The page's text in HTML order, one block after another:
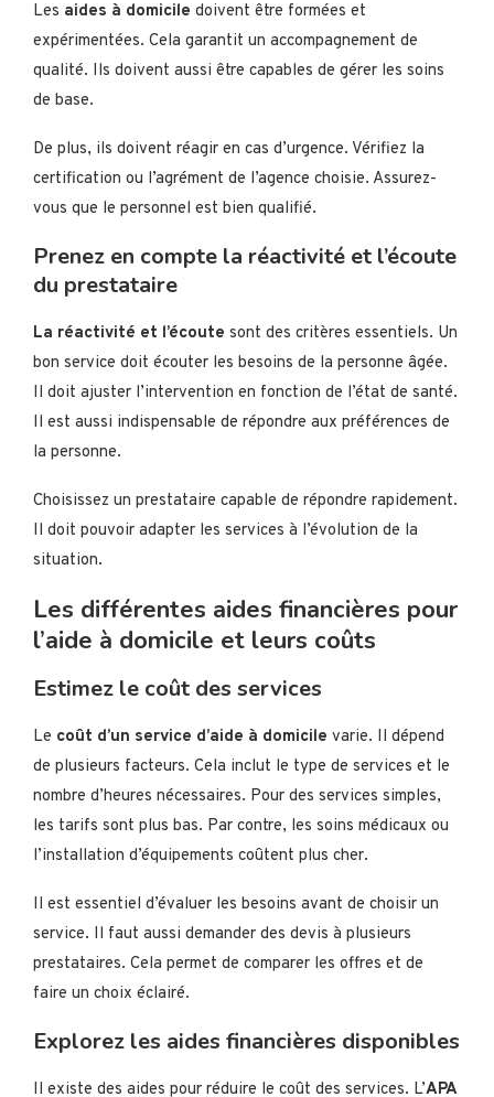
Les aides à domicile doivent être formées et
expérimentées. Cela garantit un accompagnement de
qualité. Ils doivent aussi être capables de gérer les soins
de base.
De plus, ils doivent réagir en cas d’urgence. Vérifiez la
certification ou l’agrément de l’agence choisie. Assurez-
vous que le personnel est bien qualifié.
Prenez en compte la réactivité et l’écoute
du prestataire
La réactivité et l’écoute sont des critères essentiels. Un
bon service doit écouter les besoins de la personne âgée.
Il doit ajuster l’intervention en fonction de l’état de santé.
Il est aussi indispensable de répondre aux préférences de
la personne.
Choisissez un prestataire capable de répondre rapidement.
Il doit pouvoir adapter les services à l’évolution de la
situation.
Les différentes aides financières pour
l’aide à domicile et leurs coûts
Estimez le coût des services
Le coût d’un service d’aide à domicile varie. Il dépend
de plusieurs facteurs. Cela inclut le type de services et le
nombre d’heures nécessaires. Pour des services simples,
les tarifs sont plus bas. Par contre, les soins médicaux ou
l’installation d’équipements coûtent plus cher.
Il est essentiel d’évaluer les besoins avant de choisir un
service. Il faut aussi demander des devis à plusieurs
prestataires. Cela permet de comparer les offres et de
faire un choix éclairé.
Explorez les aides financières disponibles
Il existe des aides pour réduire le coût des services. L’APA